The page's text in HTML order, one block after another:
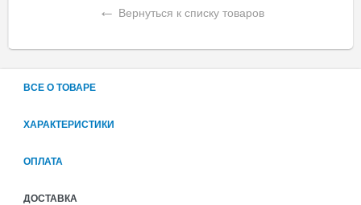
← Вернуться к списку товаров
ВСЕ О ТОВАРЕ
ХАРАКТЕРИСТИКИ
ОПЛАТА
ДОСТАВКА